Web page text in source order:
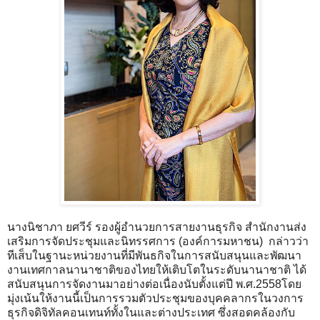
นางนิชาภา ยศวีร์ รองผู้อำนวยการสายงานธุรกิจ สำนักงานส่ง
เสริมการจัดประชุมและนิทรรศการ (องค์การมหาชน) กล่าวว่า
ทีเส็บในฐานะหน่วยงานที่มีพันธกิจในการสนับสนุนและพัฒนา
งานเทศกาลนานาชาติของไทยให้เติบโตในระดับนานาชาติ ได้
สนับสนุนการจัดงานมาอย่างต่อเนื่องนับตั้งแต่ปี พ.ศ.2558โดย
มุ่งเน้นให้งานนี้เป็นการรวมตัวประชุมของบุคคลากรในวงการ
ธุรกิจดิจิทัลคอนเทนท์ทั้งในและต่างประเทศ ซึ่งสอดคล้องกับ